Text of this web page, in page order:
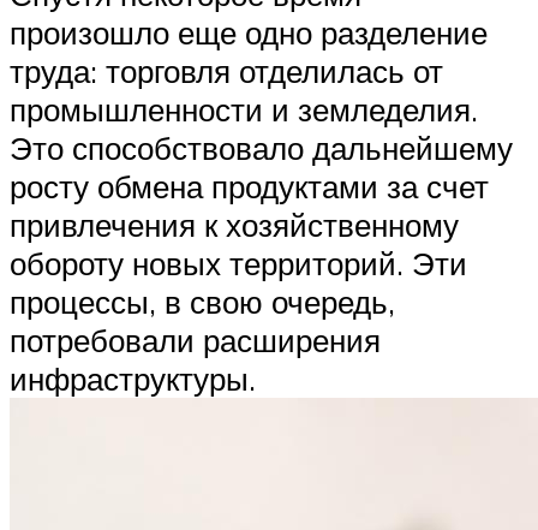
произошло еще одно разделение
труда: торговля отделилась от
промышленности и земледелия.
Это способствовало дальнейшему
росту обмена продуктами за счет
привлечения к хозяйственному
обороту новых территорий. Эти
процессы, в свою очередь,
потребовали расширения
инфраструктуры.